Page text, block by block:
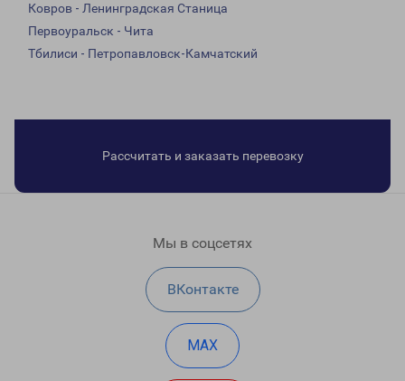
Ковров - Ленинградская Станица
Первоуральск - Чита
Тбилиси - Петропавловск-Камчатский
Рассчитать и заказать перевозку
Мы в соцсетях
ВКонтакте
MAX